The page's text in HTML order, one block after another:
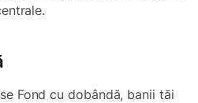
Fond cu dobândă, banii tăi